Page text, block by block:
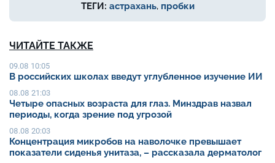
ТЕГИ: астрахань, пробки
ЧИТАЙТЕ ТАКЖЕ
09.08 10:05
В российских школах введут углубленное изучение ИИ
08.08 21:03
Четыре опасных возраста для глаз. Минздрав назвал
периоды, когда зрение под угрозой
08.08 20:03
Концентрация микробов на наволочке превышает
показатели сиденья унитаза, – рассказала дерматолог